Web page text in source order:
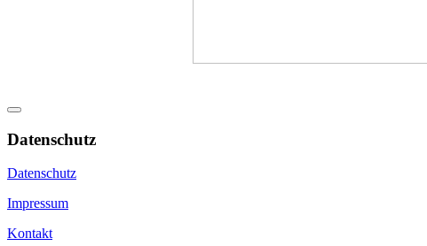
Datenschutz
Datenschutz
Impressum
Kontakt